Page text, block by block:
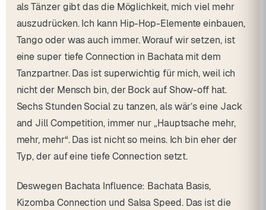
als Tänzer gibt das die Möglichkeit, mich viel mehr
auszudrücken. Ich kann Hip-Hop-Elemente einbauen,
Tango oder was auch immer. Worauf wir setzen, ist
eine super tiefe Connection in Bachata mit dem
Tanzpartner. Das ist superwichtig für mich, weil ich
nicht der Mensch bin, der Bock auf Show-off hat.
Sechs Stunden Social zu tanzen, als wär’s eine Jack
and Jill Competition, immer nur „Hauptsache mehr,
mehr, mehr“. Das ist nicht so meins. Ich bin eher der
Typ, der auf eine tiefe Connection setzt.
Deswegen Bachata Influence: Bachata Basis,
Kizomba Connection und Salsa Speed. Das ist die